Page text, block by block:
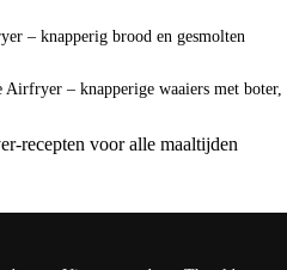
– knapperig brood en gesmolten
Airfryer – knapperige waaiers met boter,
recepten voor alle maaltijden